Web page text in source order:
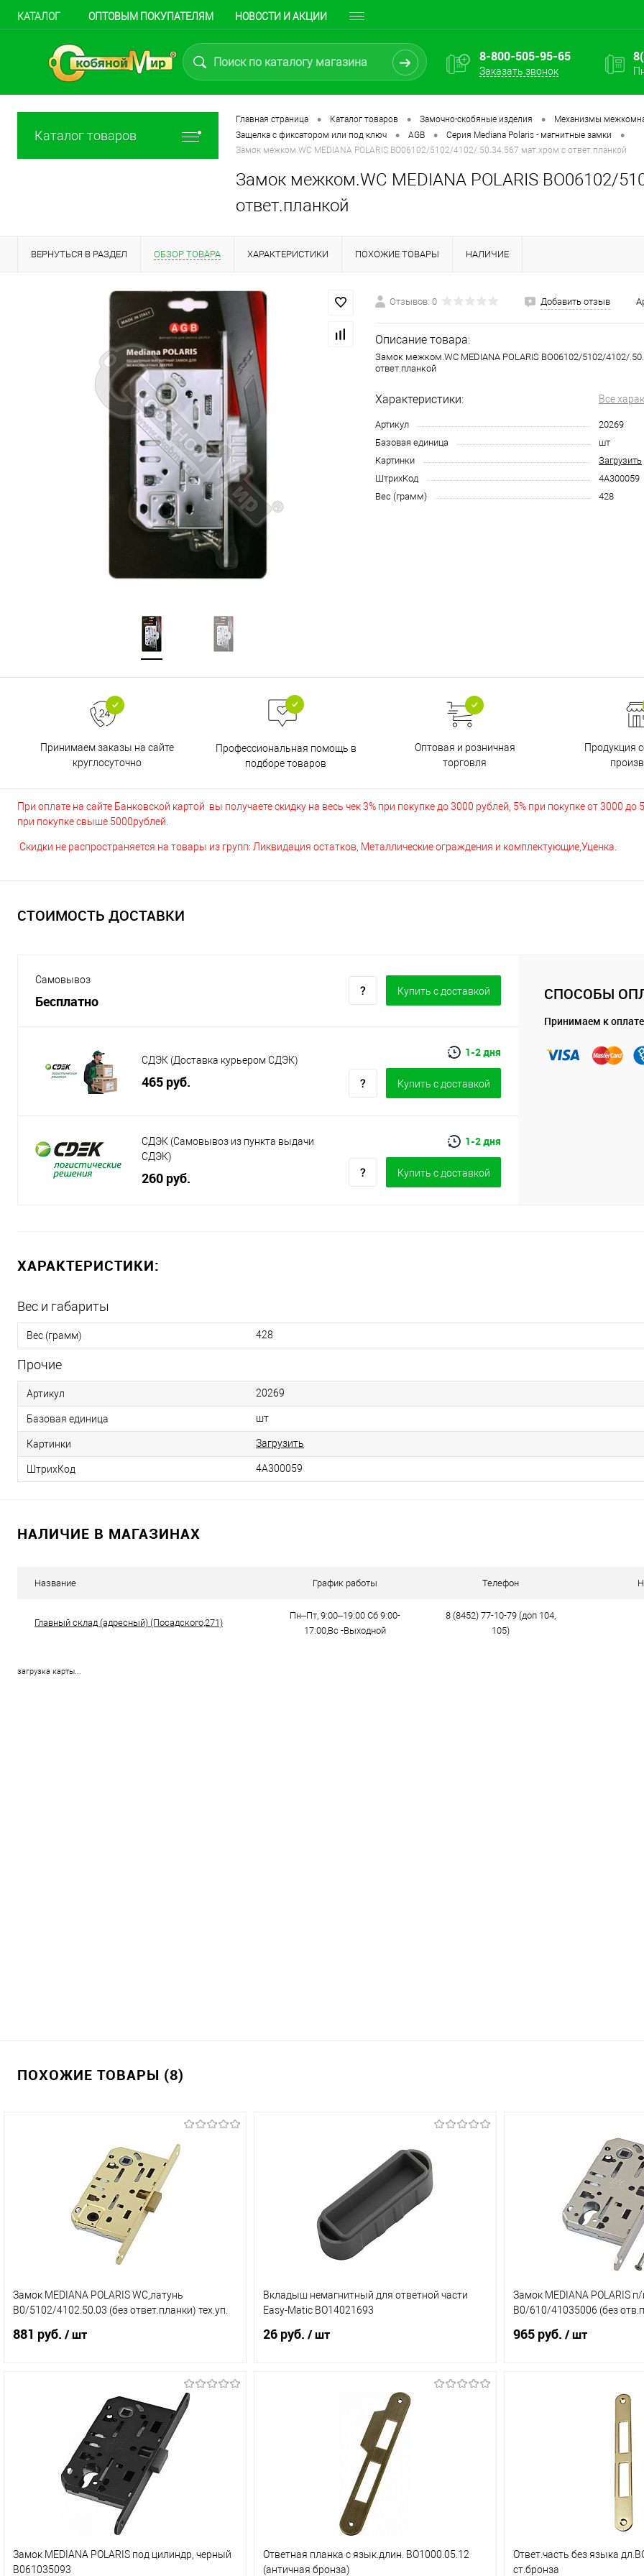
КАТАЛОГ ОПТОВЫМ ПОКУПАТЕЛЯМ НОВОСТИ И АКЦИИ
8-800-505-95-65
Заказать звонок
Каталог товаров
Главная страница • Каталог товаров • Замочно-скобяные изделия •
Механизмы
Защелка с фиксатором или под ключ
• AGB • Серия Mediana Polaris - магнитные замки •
Замок межком.WC MEDIANA POLARIS ВО06102/5102/4102/.50.34.567 мат.хром с ответ.планкой
Замок межком.WC MEDIANA POLARIS ВО06102/
ответ.планкой
ВЕРНУТЬСЯ В РАЗДЕЛ ОБЗОР ТОВАРА ХАРАКТЕРИСТИКИ ПОХОЖИЕ ТОВАРЫ НАЛИЧИЕ
Отзывов: 0 Добавить отзыв
Описание товара:
Замок межком.WC MEDIANA POLARIS ВО06102/5102/4102/
ответ.планкой
Характеристики: Все
Артикул
20269
Базовая единица
шт
Картинки
Загрузить
ШтрихКод
4А300059
Вес (грамм)
428
Принимаем заказы на сайте
круглосуточно
Профессиональная помощь в
подборе товаров
Оптовая и розничная
торговля
Продукция
При оплате на сайте Банковской картой вы получаете скидку на весь чек 3% при покупке до 3000 рублей, 5% при покупке от 3000 до
при покупке свыше 5000рублей.
Скидки не распространяется на товары из групп: Ликвидация остатков, Металлические ограждения и комплектующие,Уценка.
СТОИМОСТЬ ДОСТАВКИ
Самовывоз
Бесплатно
Купить c доставкой
СДЭК (Доставка курьером СДЭК)
465 руб.
1-2 дня
Купить c доставкой
СДЭК (Самовывоз из пункта выдачи
СДЭК)
260 руб.
1-2 дня
Купить c доставкой
СПОСОБЫ
Принимаем к оплате
ХАРАКТЕРИСТИКИ:
Вес и габариты
Вес (грамм) 428
Прочие
Артикул 20269
Базовая единица шт
Картинки Загрузить
ШтрихКод 4А300059
НАЛИЧИЕ В МАГАЗИНАХ
Название График работы Телефон
Главный склад (адресный) (Посадского,271)
Пн–Пт, 9:00–19:00 Сб 9:00-
17:00,Вс -Выходной
8 (8452) 77-10-79 (доп 104,
105)
загрузка карты...
ПОХОЖИЕ ТОВАРЫ (8)
Замок MEDIANA POLARIS WC,латунь
В0/5102/4102.50.03 (без ответ.планки) тех.уп.
881 руб. / шт
В корзину
Купить в 1 клик
Сравнение
В избранное
В наличии (6)
Вкладыш немагнитный для ответной части
Easy-Matic ВО14021693
26 руб. / шт
В корзину
Замок MEDIANA POLARIS
В0/610/41035006 (без
965 руб. / шт
В
Замок MEDIANA POLARIS под цилиндр, черный
В061035093
Ответная планка с язык.длин. ВО1000.05.12
(античная бронза)
Ответ.часть без языка
ст.бронза